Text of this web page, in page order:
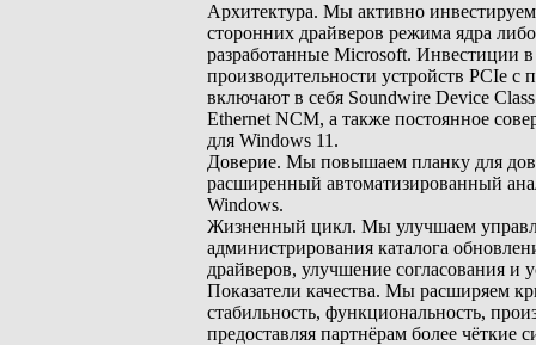
Архитектура. Мы активно
сторонних драйверов режима ядра
разработанные Microsoft. Инвестиции
производительности устройств PCIe
включают в себя Soundwire Device
Ethernet NCM, а также постоянное
для Windows 11.
Доверие. Мы повышаем планку для
расширенный автоматизированный
Windows.
Жизненный цикл. Мы улучшаем
администрирования каталога
драйверов, улучшение согласования и
Показатели качества. Мы расширяем
стабильность, функциональность,
предоставляя партнёрам более чёткие